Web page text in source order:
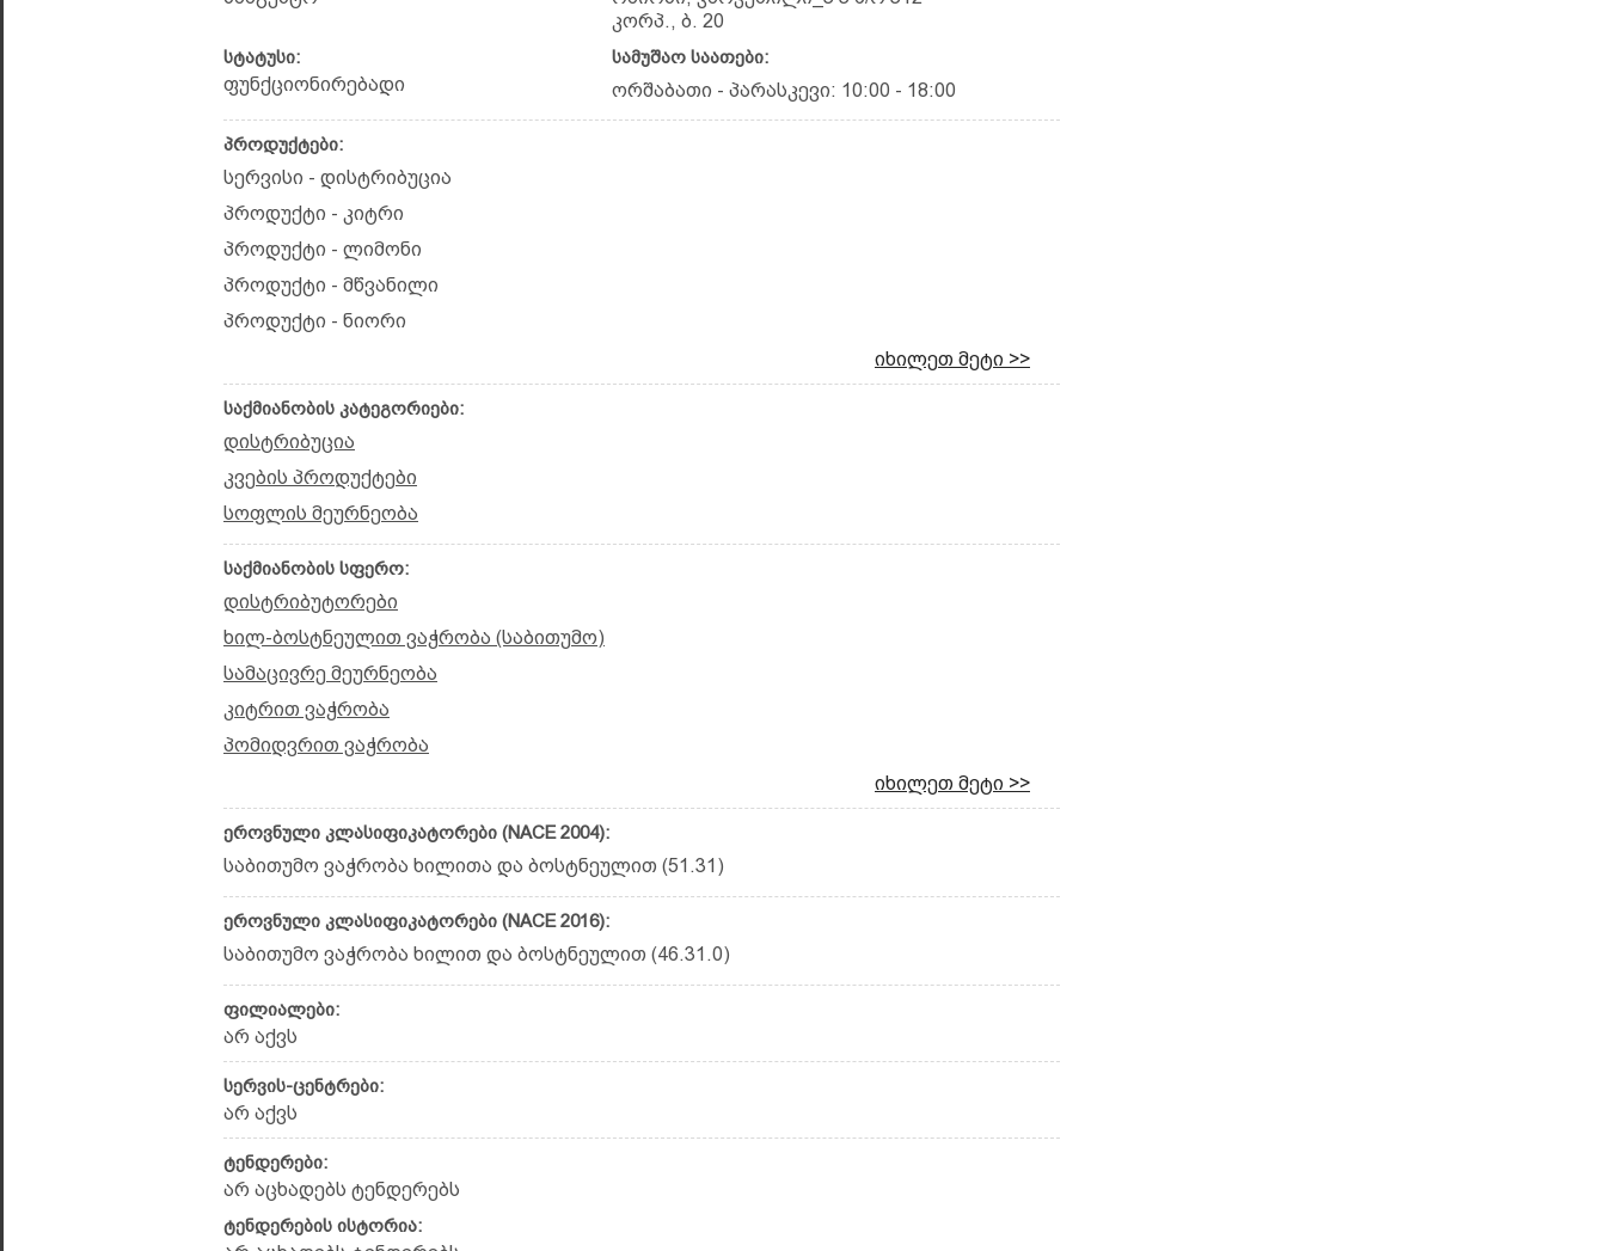
კორპ., ბ. 20
სტატუსი:
ფუნქციონირებადი
სამუშაო საათები:
ორშაბათი - პარასკევი: 10:00 - 18:00
პროდუქტები:
სერვისი - დისტრიბუცია
პროდუქტი - კიტრი
პროდუქტი - ლიმონი
პროდუქტი - მწვანილი
პროდუქტი - ნიორი
იხილეთ მეტი >>
საქმიანობის კატეგორიები:
დისტრიბუცია
კვების პროდუქტები
სოფლის მეურნეობა
საქმიანობის სფერო:
დისტრიბუტორები
ხილ-ბოსტნეულით ვაჭრობა (საბითუმო)
სამაცივრე მეურნეობა
კიტრით ვაჭრობა
პომიდვრით ვაჭრობა
იხილეთ მეტი >>
ეროვნული კლასიფიკატორები (NACE 2004):
საბითუმო ვაჭრობა ხილითა და ბოსტნეულით (51.31)
ეროვნული კლასიფიკატორები (NACE 2016):
საბითუმო ვაჭრობა ხილით და ბოსტნეულით (46.31.0)
ფილიალები:
არ აქვს
სერვის-ცენტრები:
არ აქვს
ტენდერები:
არ აცხადებს ტენდერებს
ტენდერების ისტორია: